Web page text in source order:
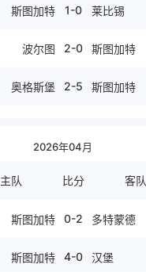
斯图加特 1-0 莱比锡
波尔图 2-0 斯图加特
奥格斯堡 2-5 斯图加特
2026年04月
主队 比分 客队
斯图加特 0-2 多特蒙德
斯图加特 4-0 汉堡